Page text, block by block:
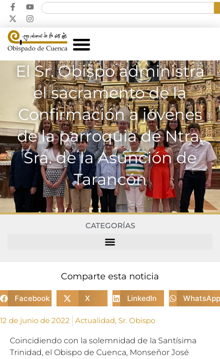
El Sr. Obispo administra
el sacramento de la
Confirmación a jóvenes
de la parroquia de Ntra.
Sra. de la Asunción de
Tarancón
CATEGORÍAS
Comparte esta noticia
Facebook X LinkedIn WhatsApp
12 de junio de 2022 Actualidad, Sr. Obispo
Coincidiendo con la solemnidad de la Santísima
Trinidad, el Obispo de Cuenca, Monseñor José